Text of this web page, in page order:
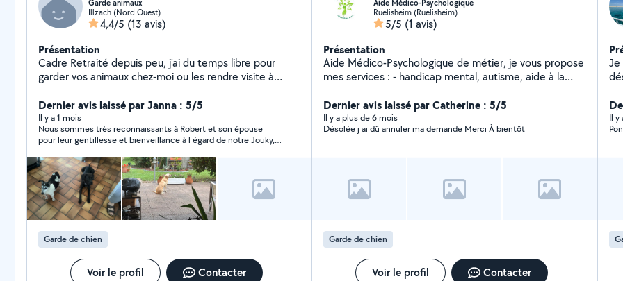
Garde animaux
Illzach (Nord Ouest)
4,4/5 (13 avis)
Présentation
Cadre Retraité depuis peu, j'ai du temps libre pour
garder vos animaux chez-moi ou les rendre visite à
J'ai toujours eu la passions pour les animaux depuis tout
petit, et veuillez assurer qu'ils seront traité comme un
membre de la famille.
Dernier avis laissé par Janna : 5/5
Il y a 1 mois
Nous sommes très reconnaissants à Robert et son épouse
pour leur gentillesse et bienveillance à l égard de notre Jouky,
photos et des messages. Je les recommande vivement .
Garde de chien
Voir le profil Contacter
Aide Médico-Psychologique
Ruelisheim (Ruelisheim)
5/5 (1 avis)
Présentation
Aide Médico-Psychologique de métier, je vous propose
mes services : - handicap mental, autisme, aide à la
et/ou récréatives - activités sportives, randonnée
adaptée - soirée bowling, boîte de nuit adaptée -
aménagement espace snoezelen à domicile -
est possible, n'hésitez pas à me contacter.
Dernier avis laissé par Catherine : 5/5
Il y a plus de 6 mois
Désolée j ai dû annuler ma demande Merci À bientôt
Garde de chien
Voir le profil Contacter
Je
Il y